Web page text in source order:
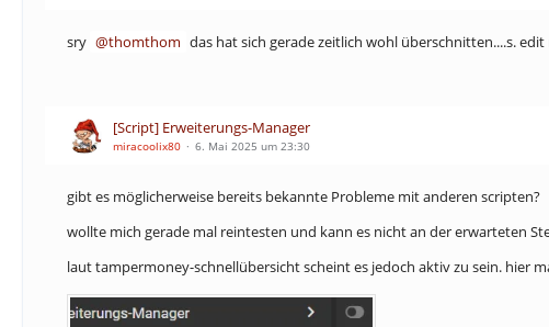
sry thomthom das hat sich gerade zeitlich wohl überschnitten....s.
[Script] Erweiterungs-Manager
miracoolix80 6. Mai 2025 um 23:30
gibt es möglicherweise bereits bekannte Probleme mit anderen scripten?
wollte mich gerade mal reintesten und kann es nicht an der erwarteten
laut tampermoney-schnellübersicht scheint es jedoch aktiv zu sein. hier